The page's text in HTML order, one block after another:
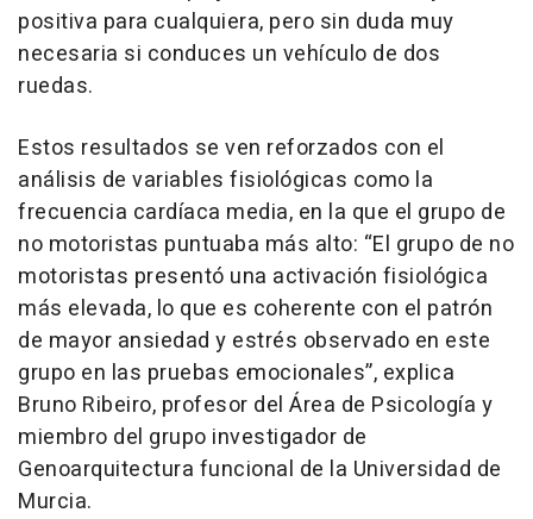
positiva para cualquiera, pero sin duda muy
necesaria si conduces un vehículo de dos
ruedas.
Estos resultados se ven reforzados con el
análisis de variables fisiológicas como la
frecuencia cardíaca media, en la que el grupo de
no motoristas puntuaba más alto: “El grupo de no
motoristas presentó una activación fisiológica
más elevada, lo que es coherente con el patrón
de mayor ansiedad y estrés observado en este
grupo en las pruebas emocionales”, explica
Bruno Ribeiro, profesor del Área de Psicología y
miembro del grupo investigador de
Genoarquitectura funcional de la Universidad de
Murcia.